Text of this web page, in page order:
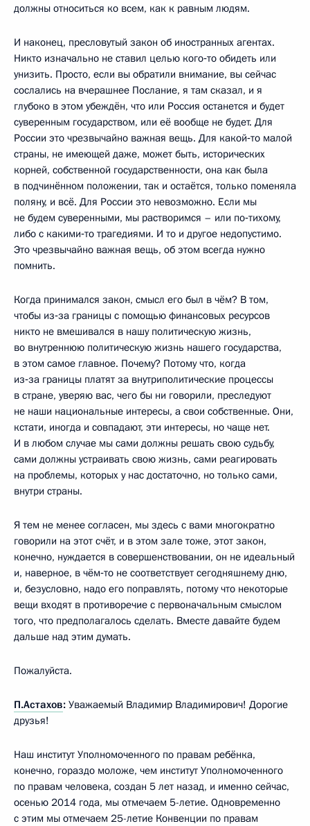
должны относиться ко всем, как к равным людям.
И наконец, пресловутый закон об иностранных агентах.
Никто изначально не ставил целью кого‑то обидеть или
унизить. Просто, если вы обратили внимание, вы сейчас
сослались на вчерашнее Послание, я там сказал, и я
глубоко в этом убеждён, что или Россия останется и будет
суверенным государством, или её вообще не будет. Для
России это чрезвычайно важная вещь. Для какой‑то малой
страны, не имеющей даже, может быть, исторических
корней, собственной государственности, она как была
в подчинённом положении, так и остаётся, только поменяла
поляну, и всё. Для России это невозможно. Если мы
не будем суверенными, мы растворимся – или по‑тихому,
либо с какими‑то трагедиями. И то и другое недопустимо.
Это чрезвычайно важная вещь, об этом всегда нужно
помнить.
Когда принимался закон, смысл его был в чём? В том,
чтобы из‑за границы с помощью финансовых ресурсов
никто не вмешивался в нашу политическую жизнь,
во внутреннюю политическую жизнь нашего государства,
в этом самое главное. Почему? Потому что, когда
из‑за границы платят за внутриполитические процессы
в стране, уверяю вас, чего бы ни говорили, преследуют
не наши национальные интересы, а свои собственные. Они,
кстати, иногда и совпадают, эти интересы, но чаще нет.
И в любом случае мы сами должны решать свою судьбу,
сами должны устраивать свою жизнь, сами реагировать
на проблемы, которых у нас достаточно, но только сами,
внутри страны.
Я тем не менее согласен, мы здесь с вами многократно
говорили на этот счёт, и в этом зале тоже, этот закон,
конечно, нуждается в совершенствовании, он не идеальный
и, наверное, в чём‑то не соответствует сегодняшнему дню,
и, безусловно, надо его поправлять, потому что некоторые
вещи входят в противоречие с первоначальным смыслом
того, что предполагалось сделать. Вместе давайте будем
дальше над этим думать.
Пожалуйста.
П.Астахов: Уважаемый Владимир Владимирович! Дорогие
друзья!
Наш институт Уполномоченного по правам ребёнка,
конечно, гораздо моложе, чем институт Уполномоченного
по правам человека, создан 5 лет назад, и именно сейчас,
осенью 2014 года, мы отмечаем 5-летие. Одновременно
с этим мы отмечаем 25-летие Конвенции по правам